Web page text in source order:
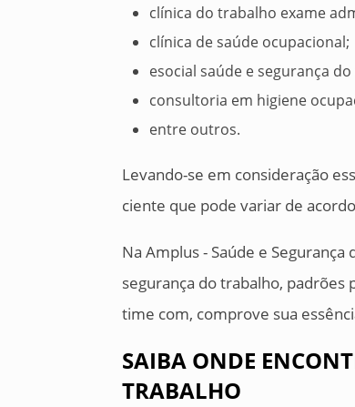
clínica do trabalho exame
clínica de saúde ocupacional;
esocial saúde e segurança
consultoria em higiene
entre outros.
Levando-se em consideração
ciente que pode variar de
Na Amplus - Saúde e
segurança do trabalho, padrões
time com, comprove sua
SAIBA ONDE
TRABALHO